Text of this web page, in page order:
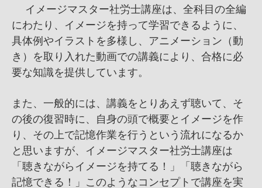
イメージマスター社労士講座は、全科目の全編
にわたり、イメージを持って学習できるように、
具体例やイラストを多様し、アニメーション（動
き）を取り入れた動画での講義により、合格に必
要な知識を提供しています。
また、一般的には、講義をとりあえず聴いて、そ
の後の復習時に、自身の頭で概要とイメージを作
り、その上で記憶作業を行うという流れになるか
と思いますが、イメージマスター社労士講座は
「聴きながらイメージを持てる！」「聴きながら
記憶できる！」このようなコンセプトで講座を実